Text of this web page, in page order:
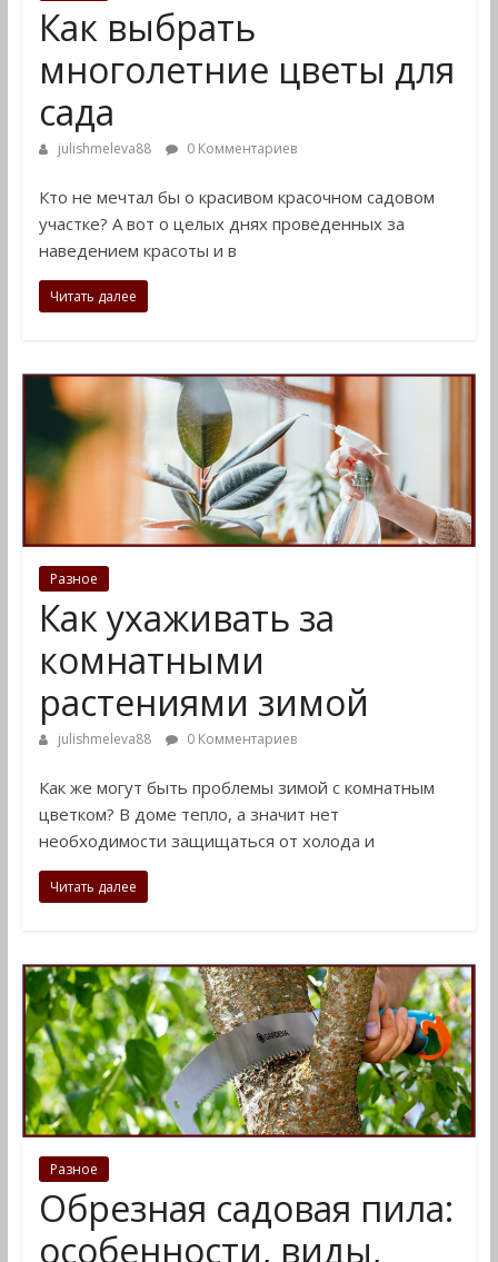
Как выбрать
многолетние цветы для
сада
julishmeleva88 0 Комментариев
Кто не мечтал бы о красивом красочном садовом
участке? А вот о целых днях проведенных за
наведением красоты и в
Читать далее
Разное
Как ухаживать за
комнатными
растениями зимой
julishmeleva88 0 Комментариев
Как же могут быть проблемы зимой с комнатным
цветком? В доме тепло, а значит нет
необходимости защищаться от холода и
Читать далее
Разное
Обрезная садовая пила:
особенности, виды,